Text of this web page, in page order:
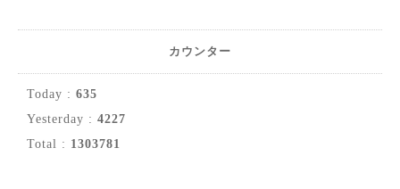
カウンター
Today : 635
Yesterday : 4227
Total : 1303781